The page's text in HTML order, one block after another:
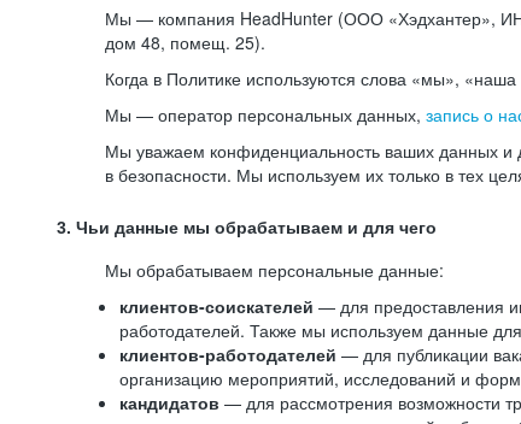
Мы — компания HeadHunter (ООО «Хэдхантер», ИНН
дом 48, помещ. 25).
Когда в Политике используются слова «мы»,
Мы — оператор персональных данных, запись о
Мы уважаем конфиденциальность ваших данных и
в безопасности. Мы используем их только в тех
3. Чьи данные мы обрабатываем и для чего
Мы обрабатываем персональные данные:
клиентов-соискателей — для предоставления
работодателей. Также мы используем данные
клиентов-работодателей — для публикации
организацию мероприятий, исследований и
кандидатов — для рассмотрения возможности